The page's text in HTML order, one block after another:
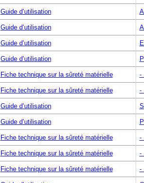
Guide d’utilisation
Guide d’utilisation
Guide d’utilisation
Guide d’utilisation
Fiche technique sur la sûreté matérielle -
Fiche technique sur la sûreté matérielle -
Guide d’utilisation
Guide d’utilisation
Fiche technique sur la sûreté matérielle -
Fiche technique sur la sûreté matérielle -
Fiche technique sur la sûreté matérielle -